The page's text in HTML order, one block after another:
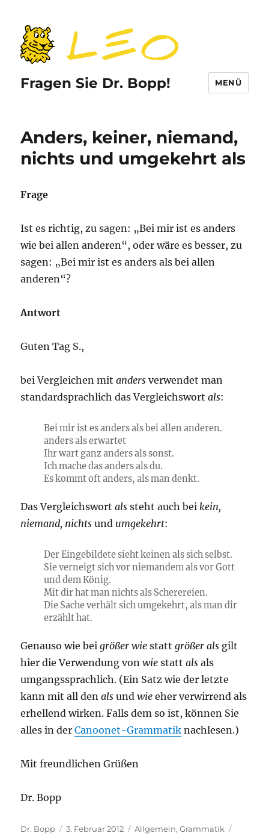
Fragen Sie Dr. Bopp! MENÜ
Anders, keiner, niemand,
nichts und umgekehrt als
Frage
Ist es richtig, zu sagen: „Bei mir ist es anders
wie bei allen anderen“, oder wäre es besser, zu
sagen: „Bei mir ist es anders als bei allen
anderen“?
Antwort
Guten Tag S.,
bei Vergleichen mitanders verwendet man
standardsprachlich das Vergleichswortals:
Bei mir ist es anders als bei allen anderen.
anders als erwartet
Ihr wart ganz anders als sonst.
Ich mache das anders als du.
Es kommt oft anders, als man denkt.
Das Vergleichswort als steht auch beikein,
niemand, nichtsund umgekehrt:
Der Eingebildete sieht keinen als sich selbst.
Sie verneigt sich vor niemandem als vor Gott
und dem König.
Mit dir hat man nichts als Scherereien.
Die Sache verhält sich umgekehrt, als man dir
erzählt hat.
Genauso wie beigrößer wie stattgrößer als gilt
hier die Verwendung vonwie stattals als
umgangssprachlich. (Ein Satz wie der letzte
kann mit all denals undwie eher verwirrend als
erhellend wirken. Falls dem so ist, können Sie
alles in derCanoonet-Grammatik nachlesen.)
Mit freundlichen Grüßen
Dr. Bopp
Autor
Dr. Bopp
Veröffentlicht
3. Februar 2012 Kategorien
Allgemein,Grammatik